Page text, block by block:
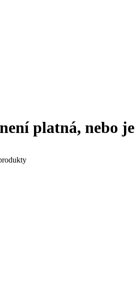
platná, nebo je